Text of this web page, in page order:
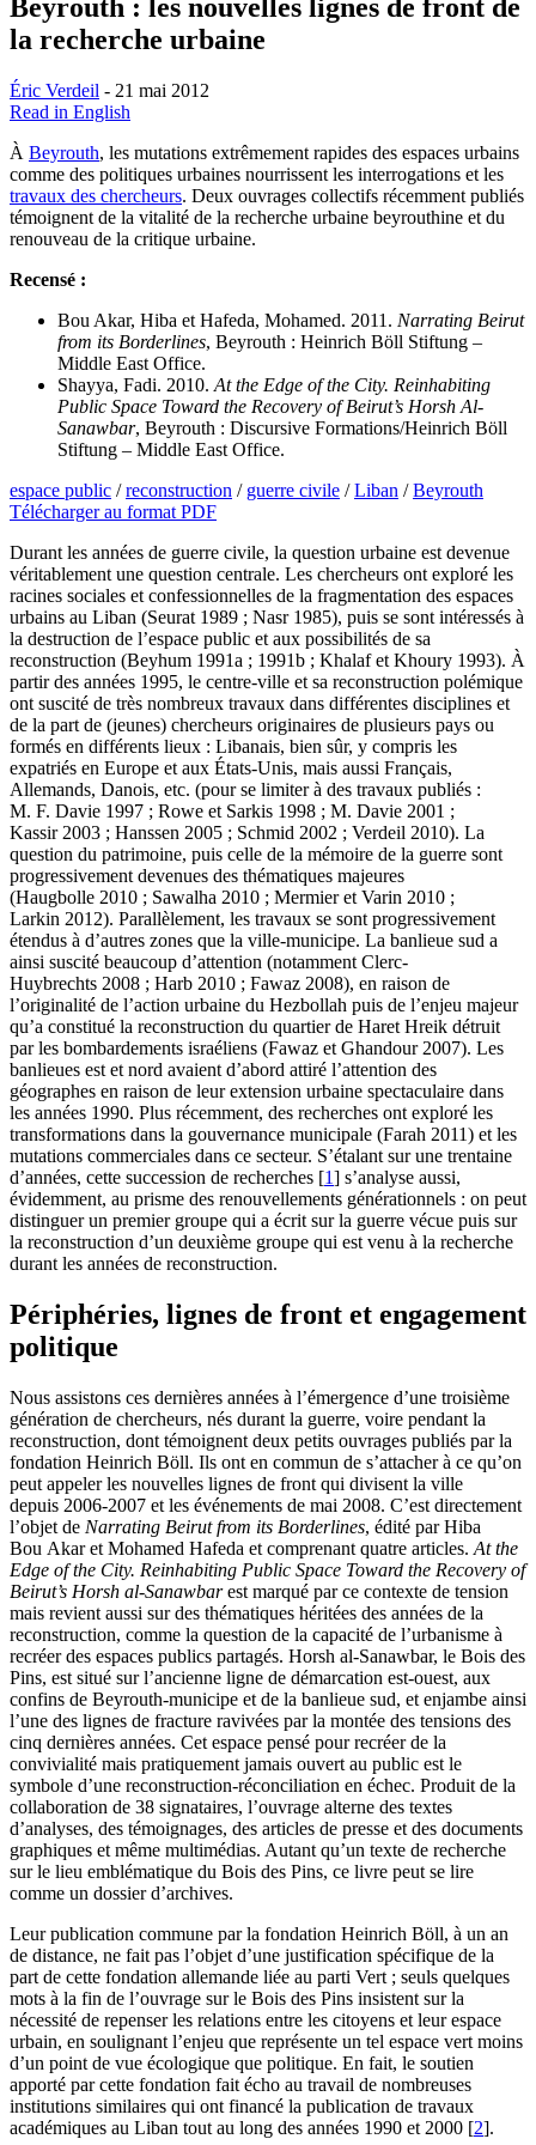
Beyrouth : les nouvelles lignes de front de
la recherche urbaine
Éric Verdeil - 21 mai 2012
Read in English
À Beyrouth, les mutations extrêmement rapides des espaces urbains
comme des politiques urbaines nourrissent les interrogations et les
travaux des chercheurs. Deux ouvrages collectifs récemment publiés
témoignent de la vitalité de la recherche urbaine beyrouthine et du
renouveau de la critique urbaine.
Recensé :
Bou Akar, Hiba et Hafeda, Mohamed. 2011. Narrating Beirut
from its Borderlines, Beyrouth : Heinrich Böll Stiftung –
Middle East Office.
Shayya, Fadi. 2010. At the Edge of the City. Reinhabiting
Public Space Toward the Recovery of Beirut’s Horsh Al-
Sanawbar, Beyrouth : Discursive Formations/Heinrich Böll
Stiftung – Middle East Office.
espace public /reconstruction / guerre civile /Liban /Beyrouth
Télécharger au format PDF
Durant les années de guerre civile, la question urbaine est devenue
véritablement une question centrale. Les chercheurs ont exploré les
racines sociales et confessionnelles de la fragmentation des espaces
urbains au Liban (Seurat 1989 ; Nasr 1985), puis se sont intéressés à
la destruction de l’espace public et aux possibilités de sa
reconstruction (Beyhum 1991a ; 1991b ; Khalaf et Khoury 1993). À
partir des années 1995, le centre-ville et sa reconstruction polémique
ont suscité de très nombreux travaux dans différentes disciplines et
de la part de (jeunes) chercheurs originaires de plusieurs pays ou
formés en différents lieux : Libanais, bien sûr, y compris les
expatriés en Europe et aux États-Unis, mais aussi Français,
Allemands, Danois, etc. (pour se limiter à des travaux publiés :
M. F. Davie 1997 ; Rowe et Sarkis 1998 ; M. Davie 2001 ;
Kassir 2003 ; Hanssen 2005 ; Schmid 2002 ; Verdeil 2010). La
question du patrimoine, puis celle de la mémoire de la guerre sont
progressivement devenues des thématiques majeures
(Haugbolle 2010 ; Sawalha 2010 ; Mermier et Varin 2010 ;
Larkin 2012). Parallèlement, les travaux se sont progressivement
étendus à d’autres zones que la ville-municipe. La banlieue sud a
ainsi suscité beaucoup d’attention (notamment Clerc-
Huybrechts 2008 ; Harb 2010 ; Fawaz 2008), en raison de
l’originalité de l’action urbaine du Hezbollah puis de l’enjeu majeur
qu’a constitué la reconstruction du quartier de Haret Hreik détruit
par les bombardements israéliens (Fawaz et Ghandour 2007). Les
banlieues est et nord avaient d’abord attiré l’attention des
géographes en raison de leur extension urbaine spectaculaire dans
les années 1990. Plus récemment, des recherches ont exploré les
transformations dans la gouvernance municipale (Farah 2011) et les
mutations commerciales dans ce secteur. S’étalant sur une trentaine
d’années, cette succession de recherches [1] s’analyse aussi,
évidemment, au prisme des renouvellements générationnels : on peut
distinguer un premier groupe qui a écrit sur la guerre vécue puis sur
la reconstruction d’un deuxième groupe qui est venu à la recherche
durant les années de reconstruction.
Périphéries, lignes de front et engagement
politique
Nous assistons ces dernières années à l’émergence d’une troisième
génération de chercheurs, nés durant la guerre, voire pendant la
reconstruction, dont témoignent deux petits ouvrages publiés par la
fondation Heinrich Böll. Ils ont en commun de s’attacher à ce qu’on
peut appeler les nouvelles lignes de front qui divisent la ville
depuis 2006-2007 et les événements de mai 2008. C’est directement
l’objet de Narrating Beirut from its Borderlines, édité par Hiba
Bou Akar et Mohamed Hafeda et comprenant quatre articles. At the
Edge of the City. Reinhabiting Public Space Toward the Recovery of
Beirut’s Horsh al-Sanawbarest marqué par ce contexte de tension
mais revient aussi sur des thématiques héritées des années de la
reconstruction, comme la question de la capacité de l’urbanisme à
recréer des espaces publics partagés. Horsh al-Sanawbar, le Bois des
Pins, est situé sur l’ancienne ligne de démarcation est-ouest, aux
confins de Beyrouth-municipe et de la banlieue sud, et enjambe ainsi
l’une des lignes de fracture ravivées par la montée des tensions des
cinq dernières années. Cet espace pensé pour recréer de la
convivialité mais pratiquement jamais ouvert au public est le
symbole d’une reconstruction-réconciliation en échec. Produit de la
collaboration de 38 signataires, l’ouvrage alterne des textes
d’analyses, des témoignages, des articles de presse et des documents
graphiques et même multimédias. Autant qu’un texte de recherche
sur le lieu emblématique du Bois des Pins, ce livre peut se lire
comme un dossier d’archives.
Leur publication commune par la fondation Heinrich Böll, à un an
de distance, ne fait pas l’objet d’une justification spécifique de la
part de cette fondation allemande liée au parti Vert ; seuls quelques
mots à la fin de l’ouvrage sur le Bois des Pins insistent sur la
nécessité de repenser les relations entre les citoyens et leur espace
urbain, en soulignant l’enjeu que représente un tel espace vert moins
d’un point de vue écologique que politique. En fait, le soutien
apporté par cette fondation fait écho au travail de nombreuses
institutions similaires qui ont financé la publication de travaux
académiques au Liban tout au long des années 1990 et 2000 [2].